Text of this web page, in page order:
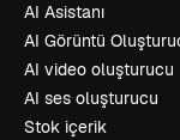
AI Asistanı
AI Görüntü
AI video oluşturucu
AI ses oluşturucu
Stok içerik